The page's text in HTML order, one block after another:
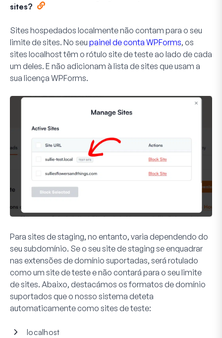
sites?
Sites hospedados localmente não contam para o seu
limite de sites. No seu painel de conta WPForms, os
sites localhost têm o rótulo site de testeao lado de cada
um deles. E não adicionam à lista de sites que usam a
sua licença WPForms.
Para sites de staging, no entanto, varia dependendo do
seu subdomínio. Se o seu site de staging se enquadrar
nas extensões de domínio suportadas, será rotulado
como um site de teste e não contará para o seu limite
de sites. Abaixo, destacámos os formatos de domínio
suportados que o nosso sistema deteta
automaticamente como sites de teste:
localhost